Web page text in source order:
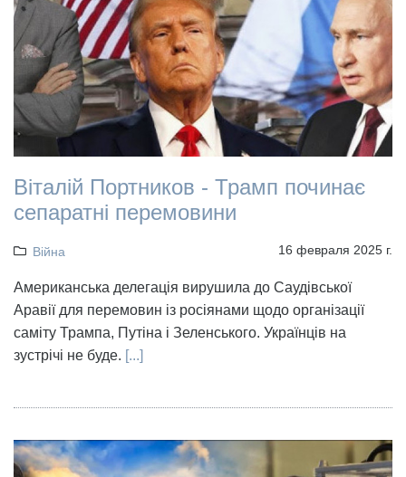
Віталій Портников - Трамп починає
сепаратні перемовини
Війна 16 февраля 2025 г.
Американська делегація вирушила до Саудівської
Аравії для перемовин із росіянами щодо організації
саміту Трампа, Путіна і Зеленського. Українців на
зустрічі не буде. [...]